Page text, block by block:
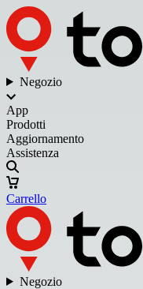
Negozio
App
Prodotti
Aggiornamento
Assistenza
Carrello
Negozio